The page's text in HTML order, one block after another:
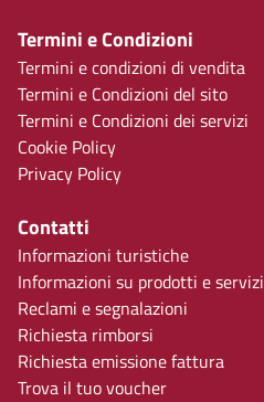
Termini e Condizioni
Termini e condizioni di vendita
Termini e Condizioni del sito
Termini e Condizioni dei servizi
Cookie Policy
Privacy Policy
Contatti
Informazioni turistiche
Informazioni su prodotti e servizi
Reclami e segnalazioni
Richiesta rimborsi
Richiesta emissione fattura
Trova il tuo voucher